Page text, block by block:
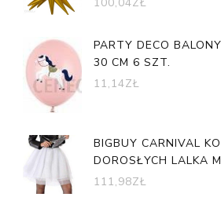
100,04ZŁ
PARTY DECO
30 CM 6 SZT.
11,14ZŁ
BIGBUY CARNIVAL
DOROSŁYCH LALKA
111,98ZŁ